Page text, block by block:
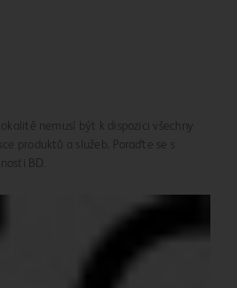
nemusí být k dispozici všechny
produktů a služeb. Poraďte se s
BD.